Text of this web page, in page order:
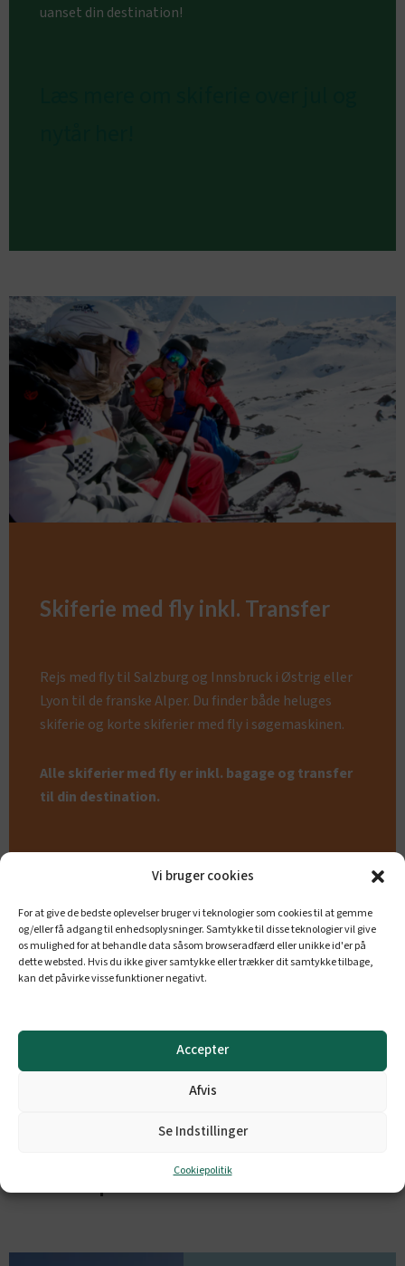
Vi bruger cookies
For at give de bedste oplevelser bruger vi teknologier som cookies til at gemme
og/eller få adgang til enhedsoplysninger. Samtykke til disse teknologier vil give
os mulighed for at behandle data såsom browseradfærd eller unikke id'er på
dette websted. Hvis du ikke giver samtykke eller trækker dit samtykke tilbage,
kan det påvirke visse funktioner negativt.
Accepter
Afvis
Se Indstillinger
Cookiepolitik
uanset din destination!
Skiferie med fly inkl. Transfer
Rejs med fly til Salzburg og Innsbruck i Østrig eller
Lyon til de franske Alper. Du finder både heluges
skiferie og korte skiferier med fly i søgemaskinen.
Alle skiferier med fly er inkl. bagage og transfer
til din destination.
Læs mere om skiferie med fly
her!
Find inspiration til din næste skiferie